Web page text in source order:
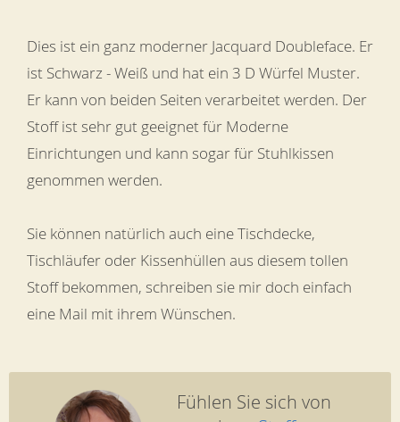
Dies ist ein ganz moderner Jacquard Doubleface. Er
ist Schwarz - Weiß und hat ein 3 D Würfel Muster.
Er kann von beiden Seiten verarbeitet werden. Der
Stoff ist sehr gut geeignet für Moderne
Einrichtungen und kann sogar für Stuhlkissen
genommen werden.
Sie können natürlich auch eine Tischdecke,
Tischläufer oder Kissenhüllen aus diesem tollen
Stoff bekommen, schreiben sie mir doch einfach
eine Mail mit ihrem Wünschen.
Fühlen Sie sich von